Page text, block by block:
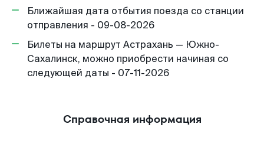
Ближайшая дата отбытия поезда со станции
отправления - 09-08-2026
Билеты на маршрут Астрахань — Южно-
Сахалинск, можно приобрести начиная со
следующей даты - 07-11-2026
Справочная информация